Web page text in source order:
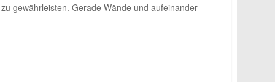
gewährleisten. Gerade Wände und aufeinander